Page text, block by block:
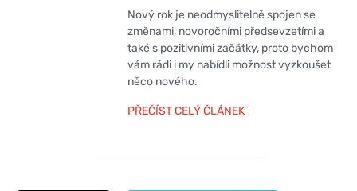
Nový rok je neodmyslitelně spojen se
změnami, novoročními předsevzetími a
také s pozitivními začátky, proto bychom
vám rádi i my nabídli možnost vyzkoušet
něco nového.
PŘEČÍST CELÝ ČLÁNEK